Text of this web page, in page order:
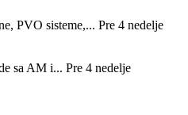
PVO sisteme,... Pre 4 nedelje
sa AM i... Pre 4 nedelje